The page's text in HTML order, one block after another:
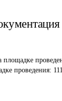
площадке
проведения: